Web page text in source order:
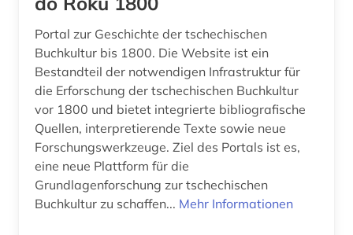
Portal zur Geschichte der tschechischen
Buchkultur bis 1800. Die Website ist ein
Bestandteil der notwendigen Infrastruktur für
die Erforschung der tschechischen Buchkultur
vor 1800 und bietet integrierte bibliografische
Quellen, interpretierende Texte sowie neue
Forschungswerkzeuge. Ziel des Portals ist es,
eine neue Plattform für die
Grundlagenforschung zur tschechischen
Buchkultur zu schaffen... Mehr Informationen